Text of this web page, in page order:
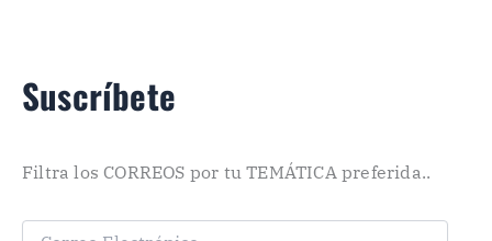
Suscríbete
Filtra los CORREOS por tu TEMÁTICA preferida..
C